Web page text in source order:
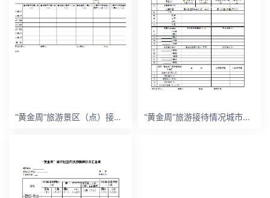
“黄金周”旅游景区（点）接待、收入情况表 “黄金周”旅游接待情况城市汇总表